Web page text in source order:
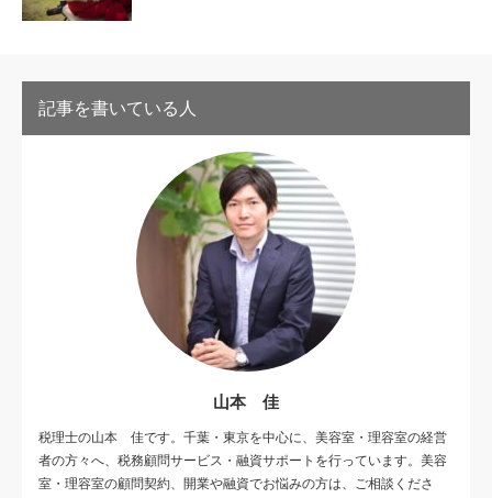
記事を書いている人
山本 佳
税理士の山本 佳です。千葉・東京を中心に、美容室・理容室の経営
者の方々へ、税務顧問サービス・融資サポートを行っています。美容
室・理容室の顧問契約、開業や融資でお悩みの方は、ご相談くださ